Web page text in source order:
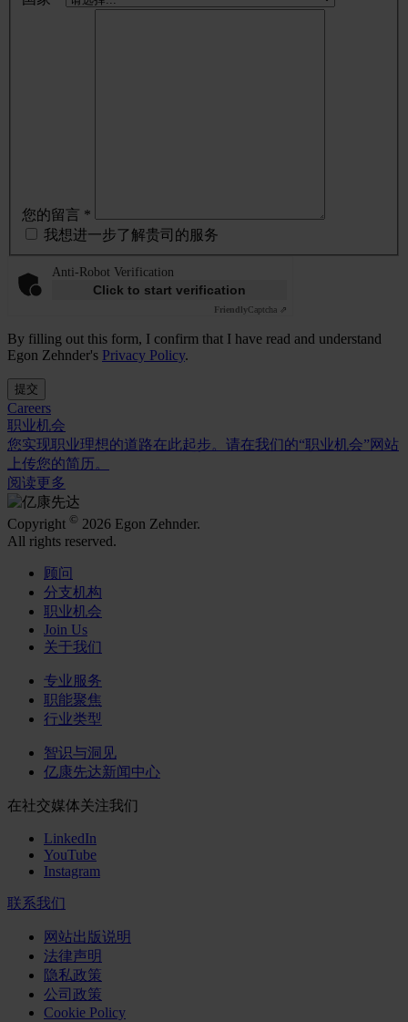
您的留言 *
我想进一步了解贵司的服务
Anti-Robot Verification
Click to start verification
FriendlyCaptcha ⇗
By filling out this form, I confirm that I have read and understand
Egon Zehnder's Privacy Policy.
提交
Careers
职业机会
您实现职业理想的道路在此起步。请在我们的“职业机会”网站
上传您的简历。
阅读更多
Copyright © 2026 Egon Zehnder.
All rights reserved.
顾问
分支机构
职业机会
Join Us
关于我们
专业服务
职能聚焦
行业类型
智识与洞见
亿康先达新闻中心
在社交媒体关注我们
LinkedIn
YouTube
Instagram
联系我们
网站出版说明
法律声明
隐私政策
公司政策
Cookie Policy